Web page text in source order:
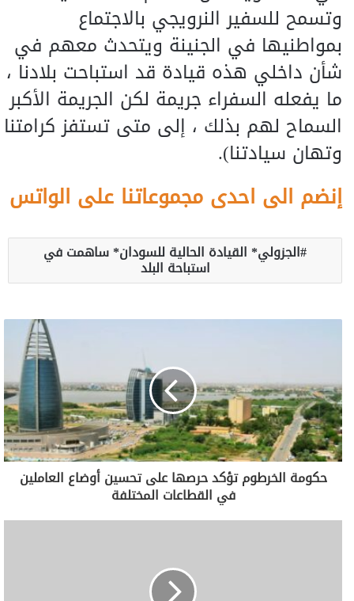
وتسمح للسفير النرويجي بالاجتماع
بمواطنيها في الجنينة ويتحدث معهم في
شأن داخلي هذه قيادة قد استباحت بلادنا ،
ما يفعله السفراء جريمة لكن الجريمة الأكبر
السماح لهم بذلك ، إلى متى تستفز كرامتنا
وتهان سيادتنا).
إنضم الى احدى مجموعاتنا على الواتس
الجزولي* القيادة الحالية للسودان* ساهمت في
استباحة البلد
حكومة الخرطوم تؤكد حرصها على تحسين أوضاع العاملين
في القطاعات المختلفة